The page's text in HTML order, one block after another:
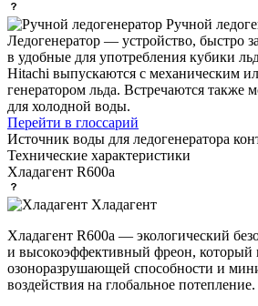
Ручной
Ледогенератор — устройство, быстро
в удобные для употребления кубики
Hitachi выпускаются с механическим
генератором льда. Встречаются также
для холодной воды.
Перейти в глоссарий
Источник воды для ледогенератора
Технические характеристики
Хладагент R600a
Хладагент
Хладагент R600a — экологический
и высокоэффективный фреон, который
озоноразрушающей способности и
воздействия на глобальное потепление.